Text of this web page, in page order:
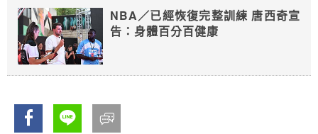
NBA／已經恢復完整訓練 唐西奇宣
告：身體百分百健康